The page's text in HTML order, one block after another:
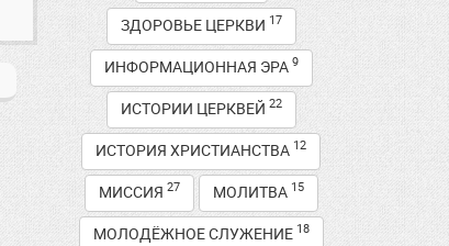
ЗДОРОВЬЕ ЦЕРКВИ 17
ИНФОРМАЦИОННАЯ ЭРА 9
ИСТОРИИ ЦЕРКВЕЙ 22
ИСТОРИЯ ХРИСТИАНСТВА 12
МИССИЯ 27 МОЛИТВА 15
МОЛОДЁЖНОЕ СЛУЖЕНИЕ 18